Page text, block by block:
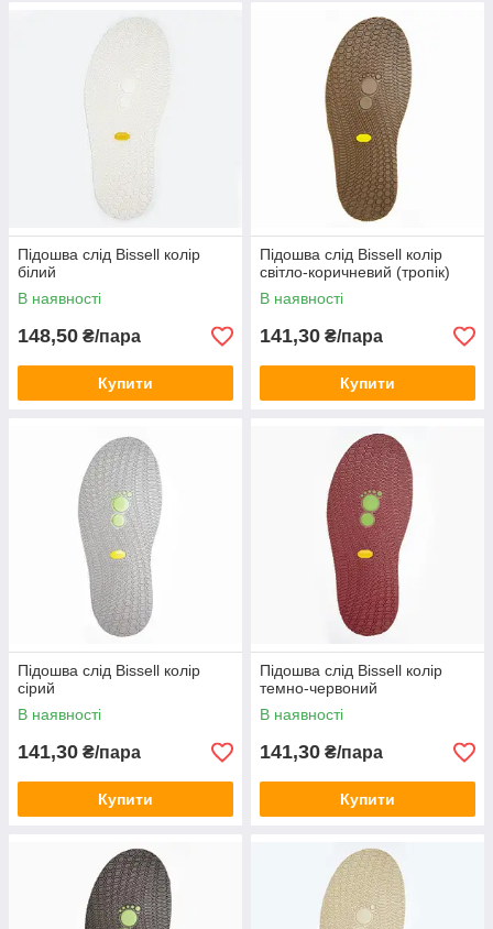
Підошва слід Bissell колір
білий
В наявності
148,50 ₴/пара
Купити
Підошва слід Bissell колір
світло-коричневий (тропік)
В наявності
141,30 ₴/пара
Купити
Підошва слід Bissell колір
сірий
В наявності
141,30 ₴/пара
Купити
Підошва слід Bissell колір
темно-червоний
В наявності
141,30 ₴/пара
Купити